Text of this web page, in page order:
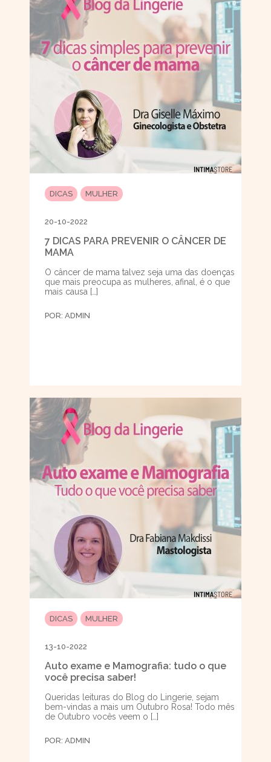
DICAS MULHER
20-10-2022
7 DICAS PARA PREVENIR O CÂNCER DE
MAMA
O câncer de mama talvez seja uma das doenças
que mais preocupa as mulheres, afinal, é o que
mais causa […]
POR: ADMIN
DICAS MULHER
13-10-2022
Auto exame e Mamografia: tudo o que
você precisa saber!
Queridas leituras do Blog do Lingerie, sejam
bem-vindas a mais um Outubro Rosa! Todo mês
de Outubro vocês veem o […]
POR: ADMIN